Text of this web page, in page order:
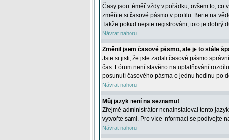
Časy jsou téměř vždy v pořádku, ovšem to, co
změňte si časové pásmo v profilu. Berte na
Takže pokud nejste registrováni, toto je dobrý
Návrat nahoru
Změnil jsem časové pásmo, ale je to stále
Jste si jisti, že jste zadali časové pásmo
čas. Fórum není stavěno na uplatňování
posunutí časového pásma o jednu hodinu po
Návrat nahoru
Můj jazyk není na seznamu!
Zřejmě administrátor nenainstaloval tento
vytvořte sami. Pro více informací se podívejte
Návrat nahoru